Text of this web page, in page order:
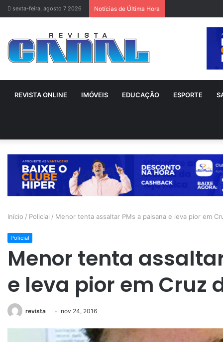
sexta-feira, agosto 7 2026 Notícias de Última Hora
REVISTA ONLINE IMÓVEIS EDUCAÇÃO ESPORTE
Início / Policial / Menor tenta assaltar PMs a paisana e leva pior em
Policial
Menor tenta
e leva pior em Cruz
revista nov 24, 2016